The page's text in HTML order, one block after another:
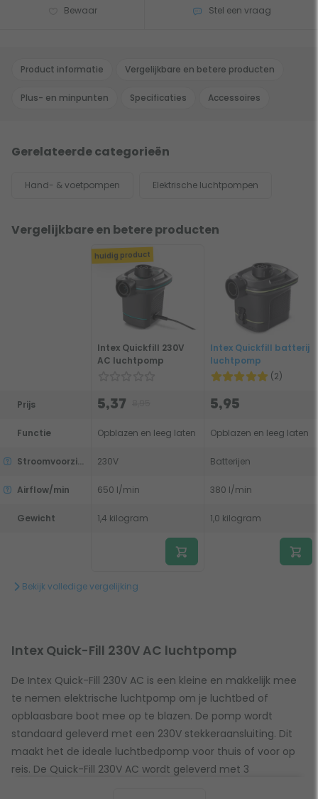
Bewaar Stel een vraag
Product informatie Vergelijkbare en betere producten
Plus- en minpunten Specificaties Accessoires
Gerelateerde categorieën
Hand- & voetpompen Elektrische luchtpompen
Vergelijkbare en betere producten
Prijs
Functie
Stroomvoorziening
Airflow/min
Gewicht
huidig product
Intex Quickfill 230V
AC luchtpomp
5,37
Opblazen en leeg laten
230V
650 l/min
1,4 kilogram
Intex Quickfill batterij
luchtpomp
(2)
5,95
Opblazen en leeg laten
Batterijen
380 l/min
1,0 kilogram
Bekijk volledige vergelijking
Intex Quick-Fill 230V AC luchtpomp
De Intex Quick-Fill 230V AC is een kleine en makkelijk mee
te nemen elektrische luchtpomp om je luchtbed of
opblaasbare boot mee op te blazen. De pomp wordt
standaard geleverd met een 230V stekkeraansluiting. Dit
maakt het de ideale luchtbedpomp voor thuis of voor op
reis. De Quick-Fill 230V AC wordt geleverd met 3